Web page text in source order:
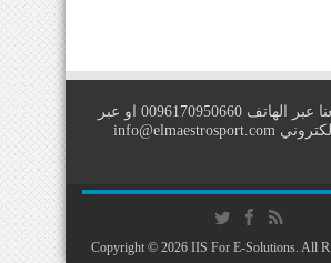
للتواصل معنا عبر الهاتف 0096170950660 او عبر
info@elmaestrosport.com
Copyright © 2026 IIS For E-Solutions. All